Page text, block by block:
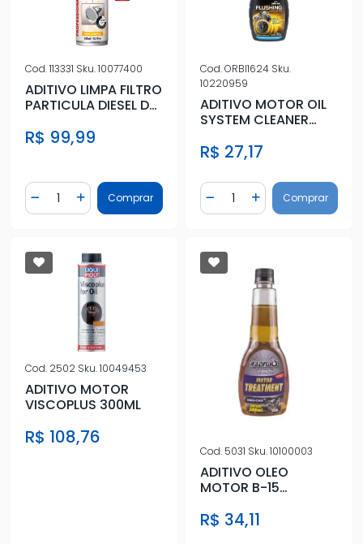
Cod.113331 Sku.10077400
ADITIVO LIMPA FILTRO
PARTICULA DIESEL DPF
R$ 99,99
Diminuir Quantidade
Quantidade
Adicionar Quantidade
Comprar
Cod.ORBI1624 Sku.
10220959
ADITIVO MOTOR OIL
SYSTEM CLEANER
R$ 27,17
Diminuir Quantidade
Quantidade
AdicionarComprar
Cod. 2502 Sku.10049453
ADITIVO MOTOR
VISCOPLUS 300ML
R$ 108,76
Cod. 5031 Sku.10100003
ADITIVO OLEO
MOTOR B-15
PROLONGA 500ML -
TREATMENT
R$ 34,11